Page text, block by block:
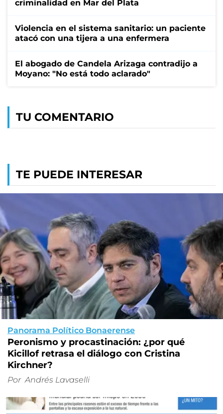
criminalidad en Mar del Plata
Violencia en el sistema sanitario: un paciente
atacó con una tijera a una enfermera
El abogado de Candela Arizaga contradijo a
Moyano: "No está todo aclarado"
TU COMENTARIO
TE PUEDE INTERESAR
Panorama Político Bonaerense
Peronismo y procastinación: ¿por qué
Kicillof retrasa el diálogo con Cristina
Kirchner?
Por Andrés Lavaselli